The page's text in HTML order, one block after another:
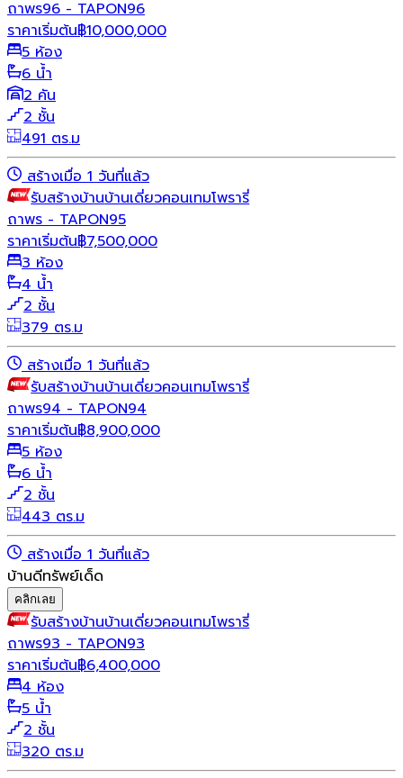
ถาพร96 - TAPON96
ราคาเริ่มต้น฿10,000,000
5 ห้อง
6 น้ำ
2 คัน
2 ชั้น
491 ตร.ม
สร้างเมื่อ 1 วันที่แล้ว
รับสร้างบ้านบ้านเดี่ยวคอนเทมโพรารี่
ถาพร - TAPON95
ราคาเริ่มต้น฿7,500,000
3 ห้อง
4 น้ำ
2 ชั้น
379 ตร.ม
สร้างเมื่อ 1 วันที่แล้ว
รับสร้างบ้านบ้านเดี่ยวคอนเทมโพรารี่
ถาพร94 - TAPON94
ราคาเริ่มต้น฿8,900,000
5 ห้อง
6 น้ำ
2 ชั้น
443 ตร.ม
สร้างเมื่อ 1 วันที่แล้ว
บ้านดีทรัพย์เด็ด
คลิกเลย
รับสร้างบ้านบ้านเดี่ยวคอนเทมโพรารี่
ถาพร93 - TAPON93
ราคาเริ่มต้น฿6,400,000
4 ห้อง
5 น้ำ
2 ชั้น
320 ตร.ม